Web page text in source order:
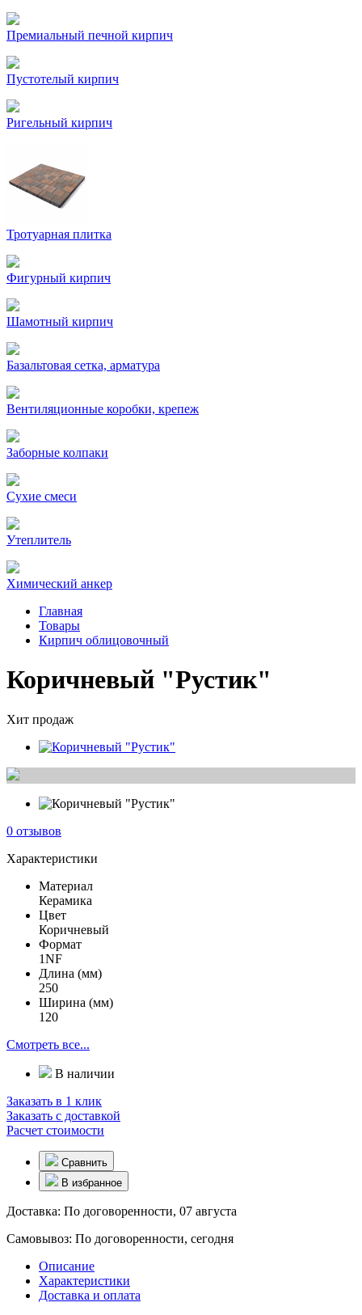
Премиальный печной кирпич
Пустотелый кирпич
Ригельный кирпич
Тротуарная плитка
Фигурный кирпич
Шамотный кирпич
Базальтовая сетка, арматура
Вентиляционные коробки, крепеж
Заборные колпаки
Сухие смеси
Утеплитель
Химический анкер
Главная
Товары
Кирпич облицовочный
Коричневый "Рустик"
Хит продаж
0 отзывов
Характеристики
Материал
Керамика
Цвет
Коричневый
Формат
1NF
Длина (мм)
250
Ширина (мм)
120
Смотреть все...
В наличии
Заказать в 1 клик
Заказать с доставкой
Расчет стоимости
Сравнить
В избранное
Доставка: По договоренности, 07 августа
Самовывоз: По договоренности, сегодня
Описание
Характеристики
Доставка и оплата